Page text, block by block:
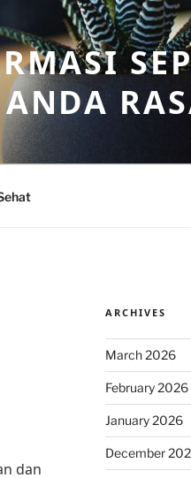
dan
ARCHIVES
March 2026
February 2026
January 2026
December